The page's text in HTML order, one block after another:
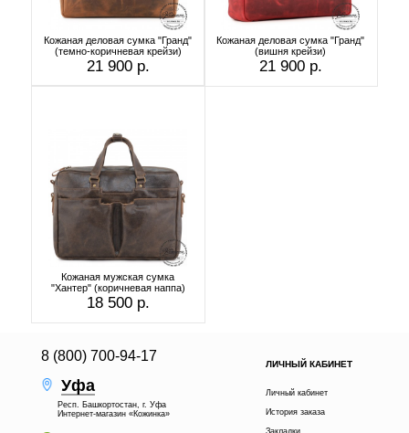
Кожаная деловая сумка "Гранд"
(темно-коричневая крейзи)
21 900 р.
Кожаная деловая сумка "Гранд"
(вишня крейзи)
21 900 р.
Кожаная мужская сумка
"Хантер" (коричневая наппа)
18 500 р.
8 (800) 700-94-17
Уфа
Респ. Башкортостан, г. Уфа
Интернет-магазин «Кожинка»
ЛИЧНЫЙ КАБИНЕТ
Личный кабинет
История заказа